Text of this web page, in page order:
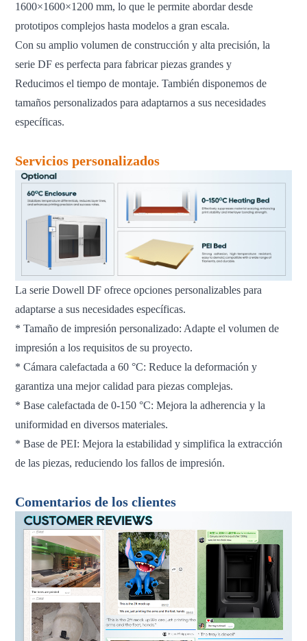
1600×1600×1200 mm, lo que le permite abordar desde
prototipos complejos hasta modelos a gran escala.
Con su amplio volumen de construcción y alta precisión, la
serie DF es perfecta para fabricar piezas grandes y
Reducimos el tiempo de montaje. También disponemos de
tamaños personalizados para adaptarnos a sus necesidades
específicas.
Servicios personalizados
La serie Dowell DF ofrece opciones personalizables para
adaptarse a sus necesidades específicas.
* Tamaño de impresión personalizado: Adapte el volumen de
impresión a los requisitos de su proyecto.
* Cámara calefactada a 60 °C: Reduce la deformación y
garantiza una mejor calidad para piezas complejas.
* Base calefactada de 0-150 °C: Mejora la adherencia y la
uniformidad en diversos materiales.
* Base de PEI: Mejora la estabilidad y simplifica la extracción
de las piezas, reduciendo los fallos de impresión.
Comentarios de los clientes